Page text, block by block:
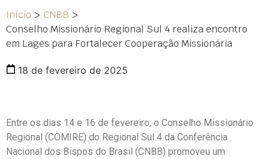
Início > CNBB >
Conselho Missionário Regional Sul 4 realiza encontro
em Lages para Fortalecer Cooperação Missionária
18 de fevereiro de 2025
Entre os dias 14 e 16 de fevereiro, o Conselho Missionário
Regional (COMIRE) do Regional Sul 4 da Conferência
Nacional dos Bispos do Brasil (CNBB) promoveu um